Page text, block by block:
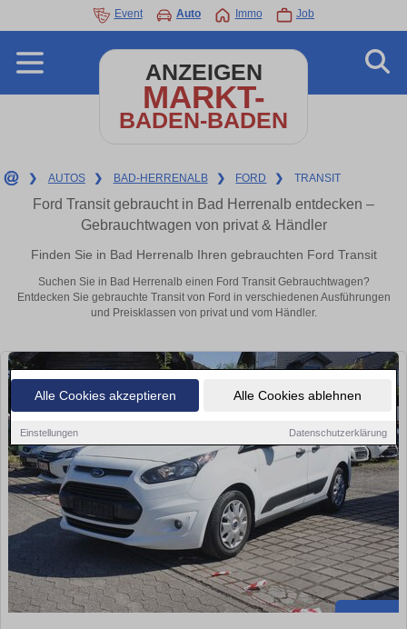
Alle Cookies akzeptieren Alle Cookies ablehnen
Einstellungen Datenschutzerklärung
Event Auto Immo Job
ANZEIGEN
MARKT-
BADEN-BADEN
❯ AUTOS ❯ BAD-HERRENALB ❯ FORD ❯ TRANSIT
Ford Transit gebraucht in Bad Herrenalb entdecken –
Gebrauchtwagen von privat & Händler
Finden Sie in Bad Herrenalb Ihren gebrauchten Ford Transit
Suchen Sie in Bad Herrenalb einen Ford Transit Gebrauchtwagen?
Entdecken Sie gebrauchte Transit von Ford in verschiedenen Ausführungen
und Preisklassen von privat und vom Händler.